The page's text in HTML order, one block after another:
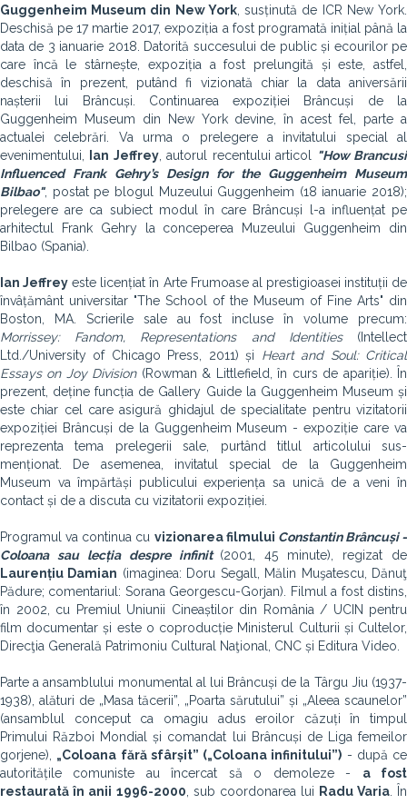
Guggenheim Museum din New York, susținută de ICR New York.
Deschisă pe 17 martie 2017, expoziția a fost programată inițial până la
data de 3 ianuarie 2018. Datorită succesului de public și ecourilor pe
care încă le stârnește, expoziția a fost prelungită și este, astfel,
deschisă în prezent, putând fi vizionată chiar la data aniversării
nașterii lui Brâncuși. Continuarea expoziției Brâncuși de la
Guggenheim Museum din New York devine, în acest fel, parte a
actualei celebrări. Va urma o prelegere a invitatului special al
evenimentului,
Ian Jeffrey, autorul recentului articol
"How Brancusi
Influenced Frank Gehry’s Design for the Guggenheim Museum
Bilbao", postat pe blogul Muzeului Guggenheim (18 ianuarie 2018);
prelegere are ca subiect modul în care Brâncuși l-a influențat pe
arhitectul Frank Gehry la conceperea Muzeului Guggenheim din
Bilbao (Spania).
Ian Jeffrey este licențiat în Arte Frumoase al prestigioasei instituții de
învâțământ universitar "The School of the Museum of Fine Arts" din
Boston, MA. Scrierile sale au fost incluse în volume precum:
Morrissey: Fandom, Representations and Identities(Intellect
Ltd./University of Chicago Press, 2011) și Heart and Soul: Critical
Essays on Joy Division (Rowman & Littlefield, în curs de apariție). În
prezent, deține funcția de Gallery Guide la Guggenheim Museum și
este chiar cel care asigură ghidajul de specialitate pentru vizitatorii
expoziției Brâncuși de la Guggenheim Museum - expoziție care va
reprezenta tema prelegerii sale, purtând titlul articolului sus-
menționat. De asemenea, invitatul special de la Guggenheim
Museum va împărtăși publicului experiența sa unică de a veni în
contact și de a discuta cu vizitatorii expoziției.
Programul va continua cu vizionarea filmului Constantin Brâncuși -
Coloana sau lecția despre infinit (2001, 45 minute), regizat de
Laurențiu Damian (imaginea: Doru Segall, Mălin Muşatescu, Dănuţ
Pădure; comentariul: Sorana Georgescu-Gorjan). Filmul a fost distins,
în 2002, cu Premiul Uniunii Cineaștilor din România / UCIN pentru
film documentar și este o coproducție Ministerul Culturii și Cultelor,
Direcţia Generală Patrimoniu Cultural Naţional, CNC și Editura Video.
Parte a ansamblului monumental al lui Brâncuși de la Târgu Jiu (1937-
1938), alături de „Masa tăcerii”, „Poarta sărutului” și „Aleea scaunelor”
(ansamblul conceput ca omagiu adus eroilor căzuți în timpul
Primului Război Mondial și comandat lui Brâncuși de Liga femeilor
gorjene), „Coloana fără sfârșit” („Coloana infinitului”) - după ce
autoritățile comuniste au încercat să o demoleze - a fost
restaurată în anii 1996-2000 , sub coordonarea lui Radu Varia. În